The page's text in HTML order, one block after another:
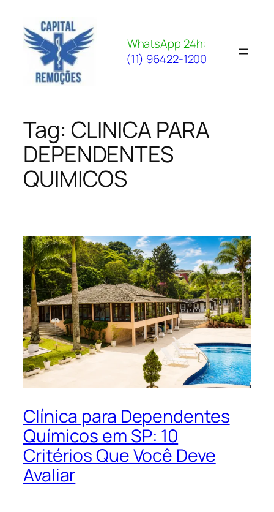
para
conteúdo
WhatsApp 24h:
(11) 96422-1200
Tag: CLINICA PARA
DEPENDENTES
QUIMICOS
Clínica para Dependentes
Químicos em SP: 10
Critérios Que Você Deve
Avaliar